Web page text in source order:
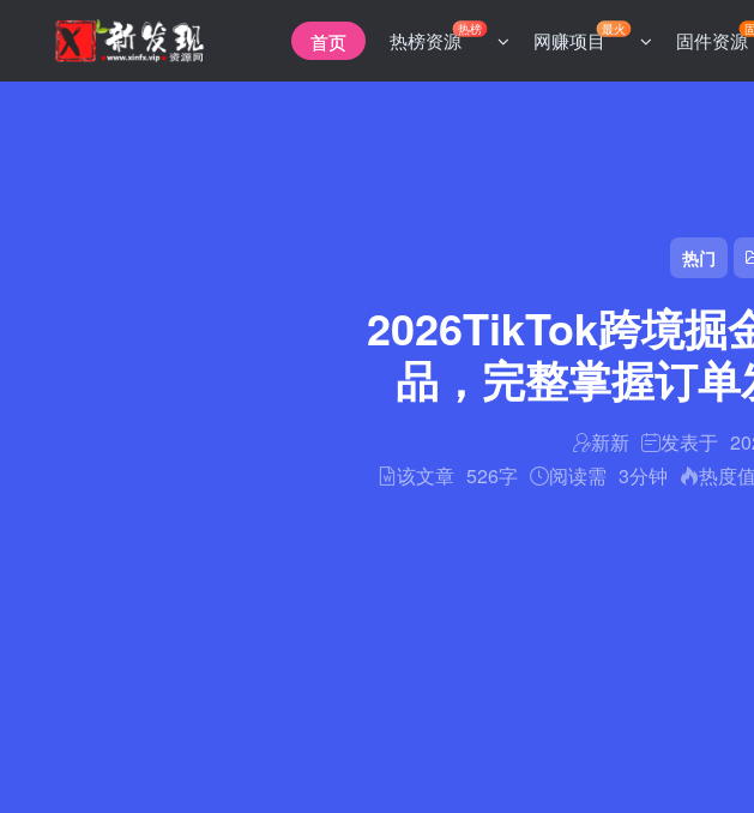
热门
2026TikTok跨境掘
品，完整掌握订
新新 发表于
该文章 526字 阅读需 3分钟 热度值
首页 热榜资源热榜 网赚项目最火 固件资源